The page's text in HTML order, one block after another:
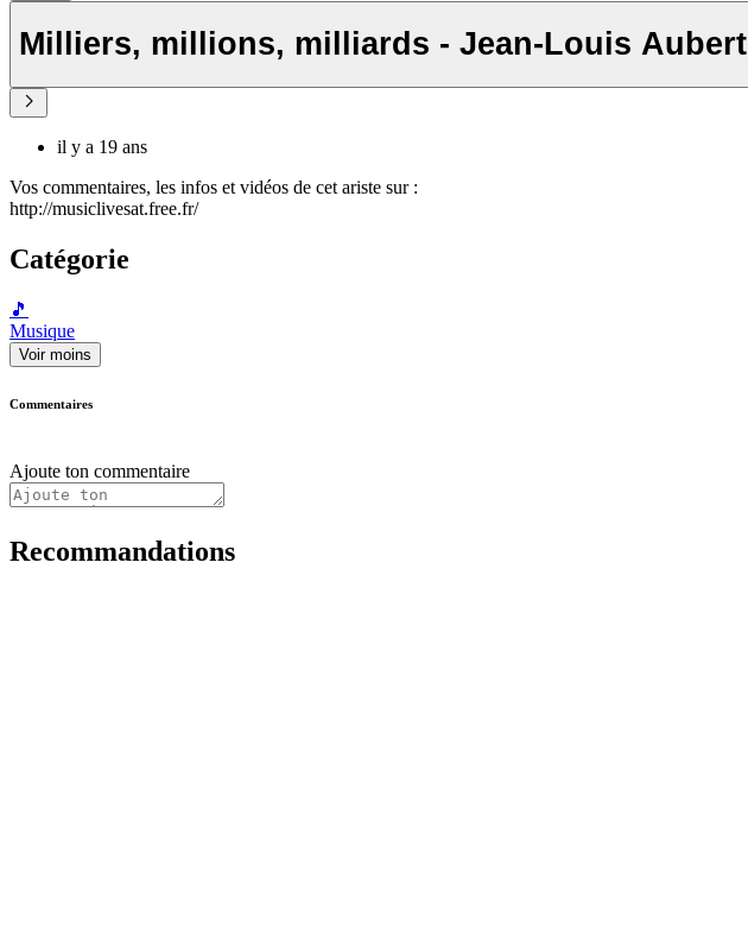
Milliers, millions, milliards - Jean-Louis Aubert
il y a 19 ans
Vos commentaires, les infos et vidéos de cet ariste sur :
http://musiclivesat.free.fr/
Catégorie
🎵
Musique
Voir moins
Commentaires
Ajoute ton commentaire
Recommandations